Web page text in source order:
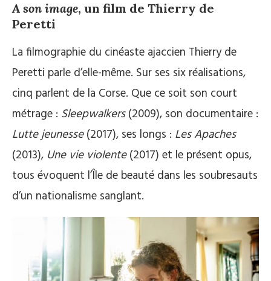
A son image, un film de Thierry de
Peretti
La filmographie du cinéaste ajaccien Thierry de
Peretti parle d’elle-même. Sur ses six réalisations,
cinq parlent de la Corse. Que ce soit son court
métrage : Sleepwalkers(2009), son documentaire :
Lutte jeunesse(2017), ses longs : Les Apaches
(2013), Une vie violente(2017) et le présent opus,
tous évoquent l’Île de beauté dans les soubresauts
d’un nationalisme sanglant.